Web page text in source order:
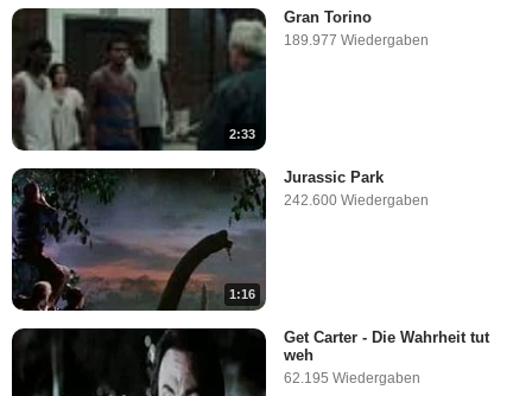
2:33
Gran Torino
189.977 Wiedergaben
1:16
Jurassic Park
242.600 Wiedergaben
Get Carter - Die Wahrheit tut
weh
62.195 Wiedergaben